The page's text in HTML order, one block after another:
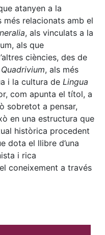
atanyen a la
més relacionats amb el
, als vinculats a la
als que
ciències, des de
Quadrivium, als més
i la cultura de Lingua
com apunta el títol, a
sobretot a pensar,
en una estructura que
històrica procedent
dota el llibre d’una
i rica
coneixement a través